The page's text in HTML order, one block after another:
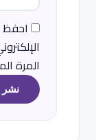
احفظ
المرة